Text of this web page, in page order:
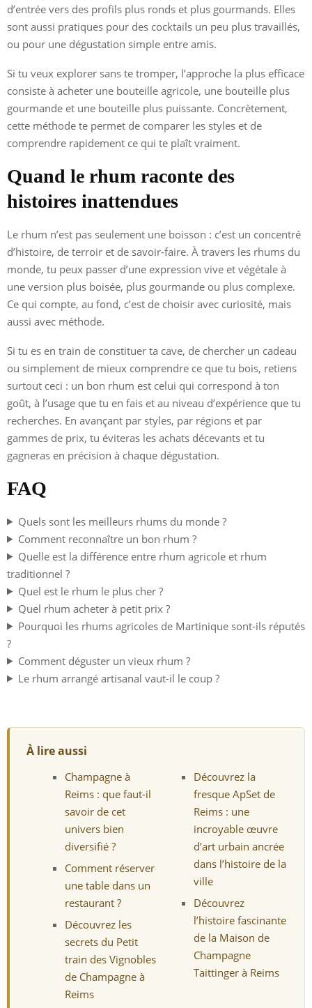
d’entrée vers des profils plus ronds et plus gourmands. Elles
sont aussi pratiques pour des cocktails un peu plus travaillés,
ou pour une dégustation simple entre amis.
Si tu veux explorer sans te tromper, l’approche la plus efficace
consiste à acheter une bouteille agricole, une bouteille plus
gourmande et une bouteille plus puissante. Concrètement,
cette méthode te permet de comparer les styles et de
comprendre rapidement ce qui te plaît vraiment.
Quand le rhum raconte des
histoires inattendues
Le rhum n’est pas seulement une boisson : c’est un concentré
d’histoire, de terroir et de savoir-faire. À travers les rhums du
monde, tu peux passer d’une expression vive et végétale à
une version plus boisée, plus gourmande ou plus complexe.
Ce qui compte, au fond, c’est de choisir avec curiosité, mais
aussi avec méthode.
Si tu es en train de constituer ta cave, de chercher un cadeau
ou simplement de mieux comprendre ce que tu bois, retiens
surtout ceci : un bon rhum est celui qui correspond à ton
goût, à l’usage que tu en fais et au niveau d’expérience que tu
recherches. En avançant par styles, par régions et par
gammes de prix, tu éviteras les achats décevants et tu
gagneras en précision à chaque dégustation.
FAQ
Quels sont les meilleurs rhums du monde ?
Comment reconnaître un bon rhum ?
Quelle est la différence entre rhum agricole et rhum
traditionnel ?
Quel est le rhum le plus cher ?
Quel rhum acheter à petit prix ?
Pourquoi les rhums agricoles de Martinique sont-ils réputés
?
Comment déguster un vieux rhum ?
Le rhum arrangé artisanal vaut-il le coup ?
À lire aussi
Champagne à
Reims : que faut-il
savoir de cet
univers bien
diversifié ?
Comment réserver
une table dans un
restaurant ?
Découvrez les
secrets du Petit
train des Vignobles
de Champagne à
Reims
Découvrez la
fresque ApSet de
Reims : une
incroyable œuvre
d’art urbain ancrée
dans l’histoire de la
ville
Découvrez
l’histoire fascinante
de la Maison de
Champagne
Taittinger à Reims